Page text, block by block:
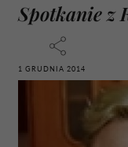
Spotkanie z
1 GRUDNIA 2014